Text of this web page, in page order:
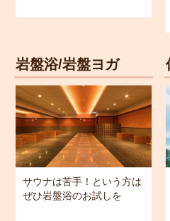
岩盤浴/岩盤ヨガ
サウナは苦手！という方は
ぜひ岩盤浴のお試しを